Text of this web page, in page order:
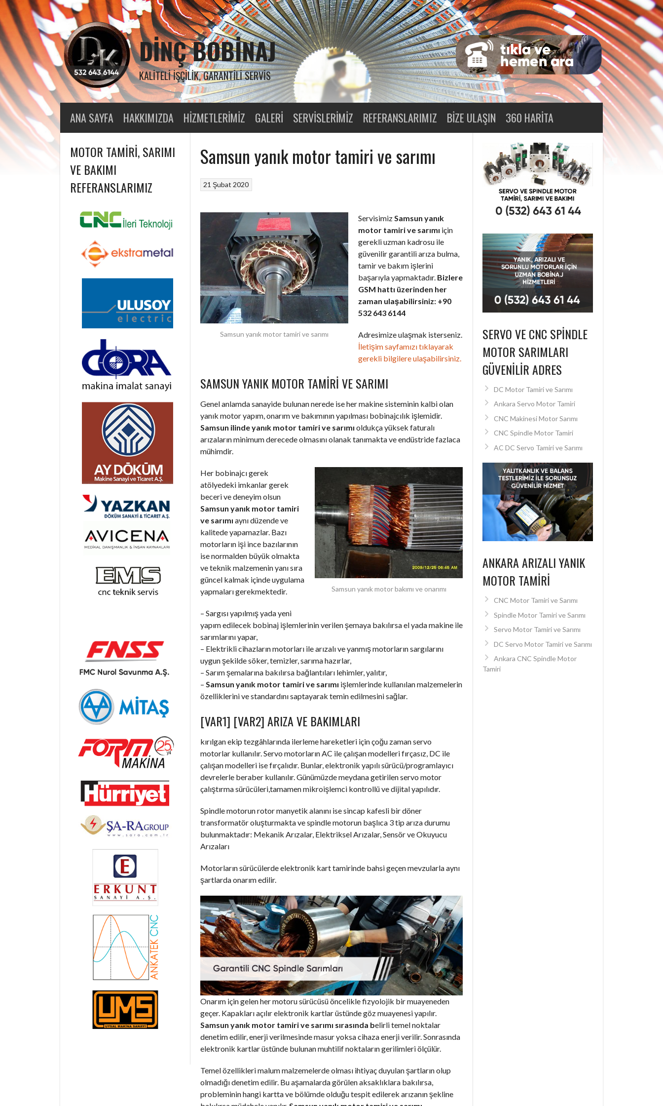
Skip
content
DINÇ BOBINAJ
KALITELI İŞÇILIK, GARANTILI SERVIS
ANA SAYFA HAKKIMIZDA HIZMETLERIMIZ GALERI SERVISLERIMIZ REFERANSLARIMIZ BIZE ULAŞIN 360 HARITA
Samsun yanık motor tamiri ve sarımı
21 Şubat 2020
Samsun yanık motor tamiri ve sarımı
ServisimizSamsun yanık
motor tamiri ve sarımı için
gerekli uzman kadrosu ile
güvenilir garantili arıza bulma,
tamir ve bakım işlerini
başarıyla yapmaktadır. Bizlere
GSM hattı üzerinden her
zaman ulaşabilirsiniz: +90
532 643 6144
Adresimize ulaşmak isterseniz.
İletişim sayfamızı tıklayarak
gerekli bilgilere ulaşabilirsiniz.
SAMSUN YANIK MOTOR TAMIRI VE SARIMI
Genel anlamda sanayide bulunan nerede ise her makine sisteminin kalbi olan
yanık motor yapım, onarım ve bakımının yapılması bobinajcılık işlemidir.
Samsun ilinde yanık motor tamiri ve sarımı oldukça yüksek faturalı
arızaların minimum derecede olmasını olanak tanımakta ve endüstride fazlaca
mühimdir.
Samsun yanık motor bakımı ve onarımı
Her bobinajcı gerek
atölyedeki imkanlar gerek
beceri ve deneyim olsun
Samsun yanık motor tamiri
ve sarımı aynı düzende ve
kalitede yapamazlar. Bazı
motorların işi ince bazılarının
ise normalden büyük olmakta
ve teknik malzemenin yanı sıra
güncel kalmak içinde uygulama
yapmaları gerekmektedir.
– Sargısı yapılmış yada yeni
yapım edilecek bobinaj işlemlerinin verilen şemaya bakılırsa el yada makine ile
sarımlarını yapar,
– Elektrikli cihazların motorları ile arızalı ve yanmış motorların sargılarını
uygun şekilde söker, temizler, sarıma hazırlar,
– Sarım şemalarına bakılırsa bağlantıları lehimler, yalıtır,
– Samsun yanık motor tamiri ve sarımı işlemlerinde kullanılan malzemelerin
özelliklerini ve standardını saptayarak temin edilmesini sağlar.
[VAR1] [VAR2] ARIZA VE BAKIMLARI
kırılgan ekip tezgâhlarında ilerleme hareketleri için çoğu zaman servo
motorlar kullanılır. Servo motorların AC ile çalışan modelleri fırçasız, DC ile
çalışan modelleri ise fırçalıdır. Bunlar, elektronik yapılı sürücü/programlayıcı
devrelerle beraber kullanılır. Günümüzde meydana getirilen servo motor
çalıştırma sürücüleri,tamamen mikroişlemci kontrollü ve dijital yapılıdır.
Spindle motorun rotor manyetik alanını ise sincap kafesli bir döner
transformatör oluşturmakta ve spindle motorun başlıca 3 tip arıza durumu
bulunmaktadır: Mekanik Arızalar, Elektriksel Arızalar, Sensör ve Okuyucu
Arızaları
Motorların sürücülerde elektronik kart tamirinde bahsi geçen mevzularla aynı
şartlarda onarım edilir.
Onarım için gelen her motoru sürücüsü öncelikle fizyolojik bir muayeneden
geçer. Kapakları açılır elektronik kartlar üstünde göz muayenesi yapılır.
Samsun yanık motor tamiri ve sarımı sırasında belirli temel noktalar
denetim edilir, enerji verilmesinde masur yoksa cihaza enerji verilir. Sonrasında
elektronik kartlar üstünde bulunan muhtilif noktaların gerilimleri ölçülür.
Temel özellikleri malum malzemelerde olması ihtiyaç duyulan şartların olup
olmadığı denetim edilir. Bu aşamalarda görülen aksaklıklara bakılırsa,
probleminin hangi kartta ve bölümde olduğu tespit edilerek arızanın şekline
MOTOR TAMIRI, SARIMI
VE BAKIMI
REFERANSLARIMIZ
SERVO VE CNC SPINDLE
MOTOR SARIMLARI
GÜVENILIR ADRES
DC Motor Tamiri ve Sarımı
Ankara Servo Motor Tamiri
CNC Makinesi Motor Sarımı
CNC Spindle Motor Tamiri
AC DC Servo Tamiri ve Sarımı
ANKARA ARIZALI YANIK
MOTOR TAMIRI
CNC Motor Tamiri ve Sarımı
Spindle Motor Tamiri ve Sarımı
Servo Motor Tamiri ve Sarımı
DC Servo Motor Tamiri ve Sarımı
Ankara CNC Spindle Motor
Tamiri